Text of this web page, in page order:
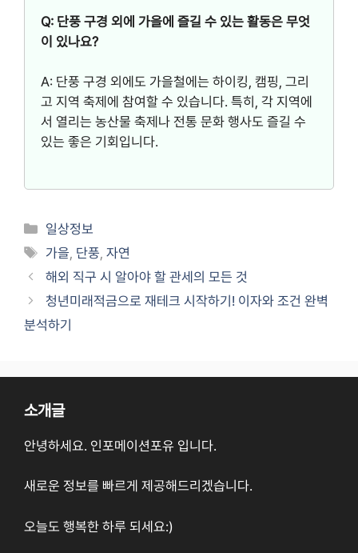
Q: 단풍 구경 외에 가을에 즐길 수 있는 활동은 무엇
이 있나요?
A: 단풍 구경 외에도 가을철에는 하이킹, 캠핑, 그리
고 지역 축제에 참여할 수 있습니다. 특히, 각 지역에
서 열리는 농산물 축제나 전통 문화 행사도 즐길 수
있는 좋은 기회입니다.
Categories
일상정보
Tags
가을 단풍 ,자연
해외 직구 시 알아야 할 관세의 모든 것
청년미래적금으로 재테크 시작하기! 이자와 조건 완벽
분석하기
소개글
안녕하세요. 인포메이션포유 입니다.
새로운 정보를 빠르게 제공해드리겠습니다.
오늘도 행복한 하루 되세요:)